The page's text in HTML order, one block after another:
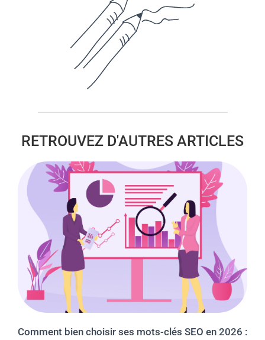
RETROUVEZ D'AUTRES ARTICLES
Comment bien choisir ses mots-clés SEO en 2026 :